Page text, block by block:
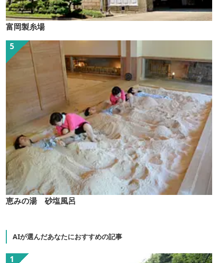
富岡製糸場
恵みの湯 砂塩風呂
AIが選んだあなたにおすすめの記事